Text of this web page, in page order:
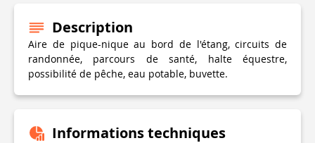
Description
Aire de pique-nique au bord de l'étang, circuits de
randonnée, parcours de santé, halte équestre,
possibilité de pêche, eau potable, buvette.
Informations techniques